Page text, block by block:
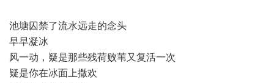
池塘囚禁了流水远走的念头
早早凝冰
风一动，疑是那些残荷败苇又复活一次
疑是你在冰面上撒欢